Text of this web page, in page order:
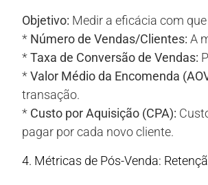
Objetivo: Medir a eficácia com
* Número de Vendas/Clientes: A
*Taxa de Conversão de Vendas:
*Valor Médio da Encomenda
transação.
* Custo por Aquisição (CPA):
pagar por cada novo cliente.
4. Métricas de Pós-Venda: